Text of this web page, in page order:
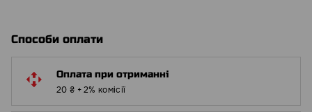
Способи оплати
Оплата при отриманні
20 ₴ + 2% комісії